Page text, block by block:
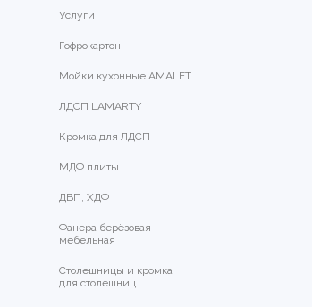
Услуги
Гофрокартон
Мойки кухонные AMALET
ЛДСП LAMARTY
Кромка для ЛДСП
МДФ плиты
ДВП, ХДФ
Фанера берёзовая
мебельная
Столешницы и кромка
для столешниц